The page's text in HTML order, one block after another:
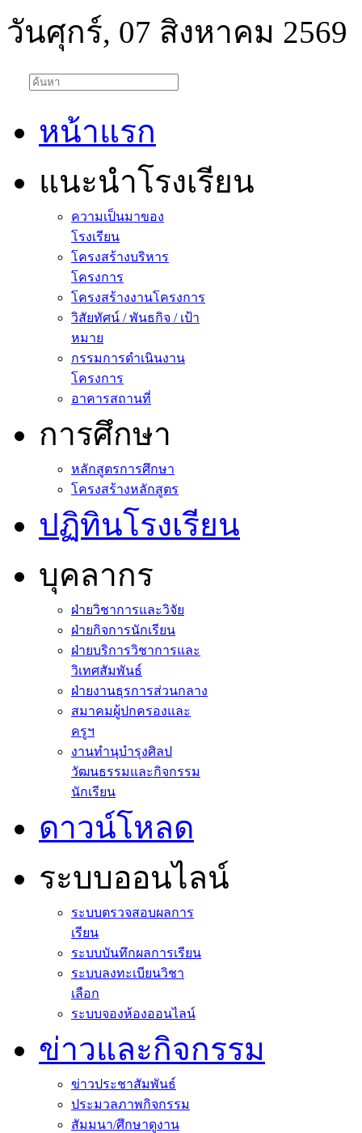
วันศุกร์, 07 สิงหาคม 2569
หน้าแรก
แนะนำโรงเรียน
ความเป็นมาของ
โรงเรียน
โครงสร้างบริหาร
โครงการ
โครงสร้างงานโครงการ
วิสัยทัศน์ / พันธกิจ / เป้า
หมาย
กรรมการดำเนินงาน
โครงการ
อาคารสถานที่
การศึกษา
หลักสูตรการศึกษา
โครงสร้างหลักสูตร
ปฏิทินโรงเรียน
บุคลากร
ฝ่ายวิชาการและวิจัย
ฝ่ายกิจการนักเรียน
ฝ่ายบริการวิชาการและ
วิเทศสัมพันธ์
ฝ่ายงานธุรการส่วนกลาง
สมาคมผู้ปกครองและ
ครูฯ
งานทำนุบำรุงศิลป
วัฒนธรรมและกิจกรรม
นักเรียน
ดาวน์โหลด
ระบบออนไลน์
ระบบตรวจสอบผลการ
เรียน
ระบบบันทึกผลการเรียน
ระบบลงทะเบียนวิชา
เลือก
ระบบจองห้องออนไลน์
ข่าวและกิจกรรม
ข่าวประชาสัมพันธ์
ประมวลภาพกิจกรรม
สัมมนา/ศึกษาดูงาน